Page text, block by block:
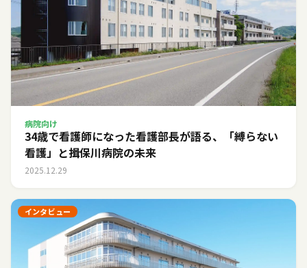
病院向け
34歳で看護師になった看護部長が語る、「縛らない
看護」と揖保川病院の未来
2025.12.29
インタビュー